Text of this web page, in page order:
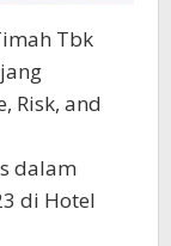
Tbk
Risk, and
dalam
di Hotel